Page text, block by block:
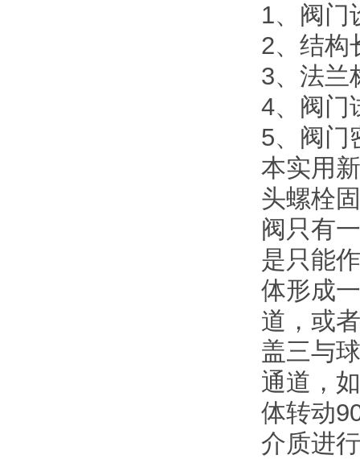
1、阀门
2、结构
3、法兰
4、阀门
5、阀门
本实用
头螺栓
阀只有
是只能
体形成
道，或
盖三与
通道，
体转动
介质进